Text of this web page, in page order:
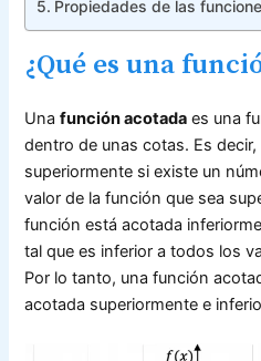
Propiedades de las
¿Qué es una
Unafunción acotada es una
dentro de unas cotas. Es
superiormente si existe un
valor de la función que sea
función está acotada
tal que es inferior a todos los
Por lo tanto, una función
acotada superiormente e